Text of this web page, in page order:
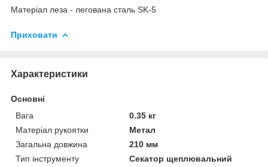
Матеріал леза - легована сталь SK-5
Приховати
Характеристики
Основні
Вага
0.35 кг
Матеріал рукоятки
Метал
Загальна довжина
210 мм
Тип інструменту
Секатор щеплювальний